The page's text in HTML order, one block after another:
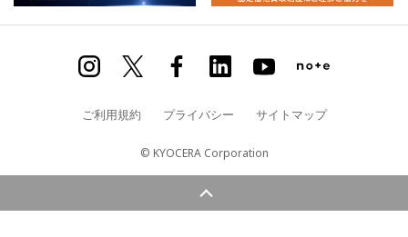
ご利用規約 プライバシー サイトマップ
© KYOCERA Corporation